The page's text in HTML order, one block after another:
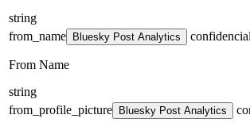
string
from_name
Bluesky Post Analytics confidencial
From Name
string
from_profile_picture
Bluesky Post Analytics